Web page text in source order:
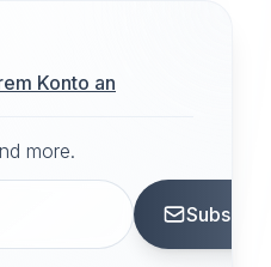
Konto an
more.